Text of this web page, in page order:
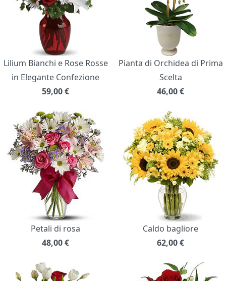
Lilium Bianchi e Rose Rosse
in Elegante Confezione
59,00€
Pianta di Orchidea di Prima
Scelta
46,00€
Petali di rosa
48,00€
Caldo bagliore
62,00€